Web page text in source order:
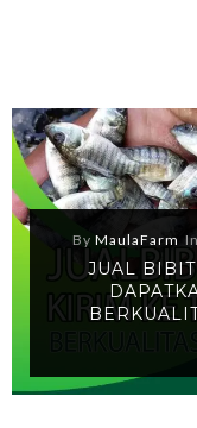
By MaulaFarm In
JUAL